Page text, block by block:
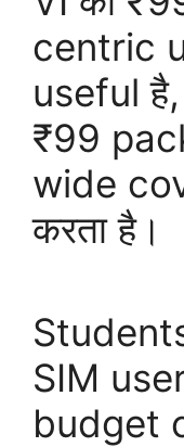
centric
useful
₹99
wide
करता है।
SIM
budget